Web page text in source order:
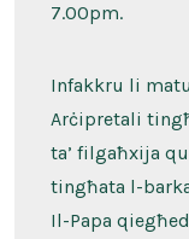
7.00pm.
Infakkru li
Arċipretali
ta’ filgaħxija
tingħata l-
Il-Papa